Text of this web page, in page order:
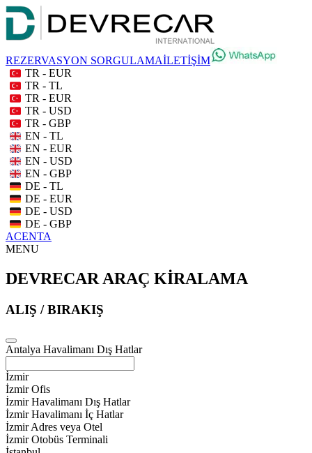
REZERVASYON SORGULAMAİLETİŞİM
TR - EUR
TR - TL
TR - EUR
TR - USD
TR - GBP
EN - TL
EN - EUR
EN - USD
EN - GBP
DE - TL
DE - EUR
DE - USD
DE - GBP
ACENTA
MENU
DEVRECAR ARAÇ KİRALAMA
ALIŞ / BIRAKIŞ
Antalya Havalimanı Dış Hatlar
İzmir
İzmir Ofis
İzmir Havalimanı Dış Hatlar
İzmir Havalimanı İç Hatlar
İzmir Adres veya Otel
İzmir Otobüs Terminali